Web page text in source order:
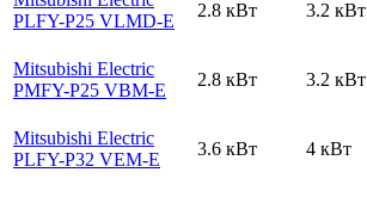
PLFY-P25 VLMD-E
2.8 кВт 3.2 кВт
Mitsubishi Electric
PMFY-P25 VBM-E
2.8 кВт 3.2 кВт
Mitsubishi Electric
PLFY-P32 VEM-E
3.6 кВт 4 кВт